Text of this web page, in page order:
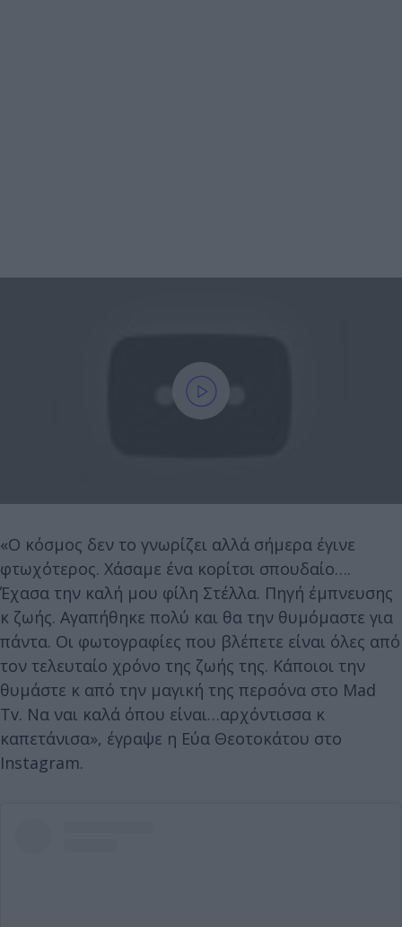
«Ο κόσμος δεν το γνωρίζει αλλά σήμερα έγινε
φτωχότερος. Χάσαμε ένα κορίτσι σπουδαίο….
Έχασα την καλή μου φίλη Στέλλα. Πηγή έμπνευσης
κ ζωής. Αγαπήθηκε πολύ και θα την θυμόμαστε για
πάντα. Οι φωτογραφίες που βλέπετε είναι όλες από
τον τελευταίο χρόνο της ζωής της. Κάποιοι την
θυμάστε κ από την μαγική της περσόνα στο Mad
Tv. Να ναι καλά όπου είναι…αρχόντισσα κ
καπετάνισα», έγραψε η Εύα Θεοτοκάτου στο
Instagram.